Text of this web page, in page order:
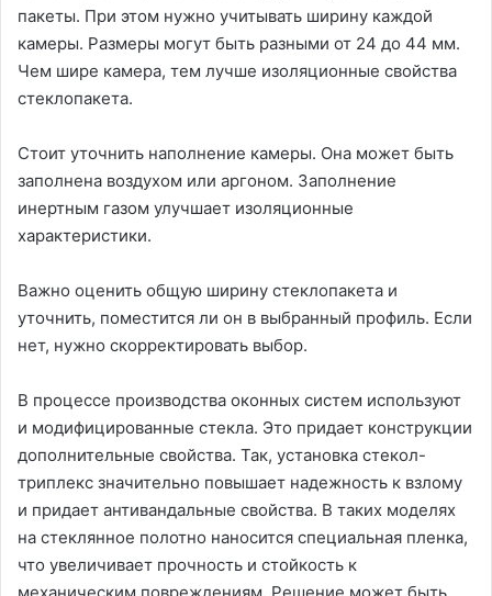
пакеты. При этом нужно учитывать ширину каждой
камеры. Размеры могут быть разными от 24 до 44 мм.
Чем шире камера, тем лучше изоляционные свойства
стеклопакета.
Стоит уточнить наполнение камеры. Она может быть
заполнена воздухом или аргоном. Заполнение
инертным газом улучшает изоляционные
характеристики.
Важно оценить общую ширину стеклопакета и
уточнить, поместится ли он в выбранный профиль. Если
нет, нужно скорректировать выбор.
В процессе производства оконных систем используют
и модифицированные стекла. Это придает конструкции
дополнительные свойства. Так, установка стекол-
триплекс значительно повышает надежность к взлому
и придает антивандальные свойства. В таких моделях
на стеклянное полотно наносится специальная пленка,
что увеличивает прочность и стойкость к